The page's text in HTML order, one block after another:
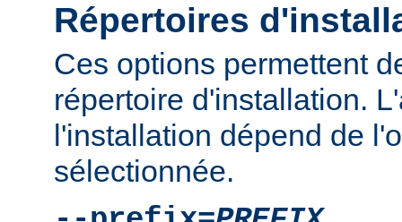
Répertoires
Ces options permettent
répertoire d'installation.
l'installation dépend de
sélectionnée.